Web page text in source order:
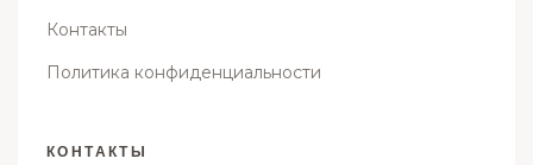
Контакты
Политика конфиденциальности
КОНТАКТЫ